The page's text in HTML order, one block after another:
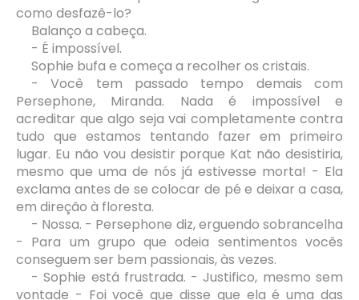
como desfazê-lo?
Balanço a cabeça.
- É impossível.
Sophie bufa e começa a recolher os cristais.
- Você tem passado tempo demais com
Persephone, Miranda. Nada é impossível e
acreditar que algo seja vai completamente contra
tudo que estamos tentando fazer em primeiro
lugar. Eu não vou desistir porque Kat não desistiria,
mesmo que uma de nós já estivesse morta! - Ela
exclama antes de se colocar de pé e deixar a casa,
em direção à floresta.
- Nossa. - Persephone diz, erguendo sobrancelha
- Para um grupo que odeia sentimentos vocês
conseguem ser bem passionais, às vezes.
- Sophie está frustrada. - Justifico, mesmo sem
vontade - Foi você que disse que ela é uma das